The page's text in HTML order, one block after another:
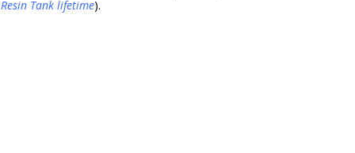
Tank lifetime).